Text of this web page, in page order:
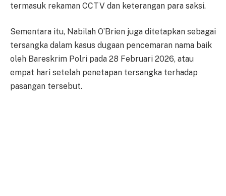
termasuk rekaman CCTV dan keterangan para saksi.
Sementara itu, Nabilah O’Brien juga ditetapkan sebagai
tersangka dalam kasus dugaan pencemaran nama baik
oleh Bareskrim Polri pada 28 Februari 2026, atau
empat hari setelah penetapan tersangka terhadap
pasangan tersebut.